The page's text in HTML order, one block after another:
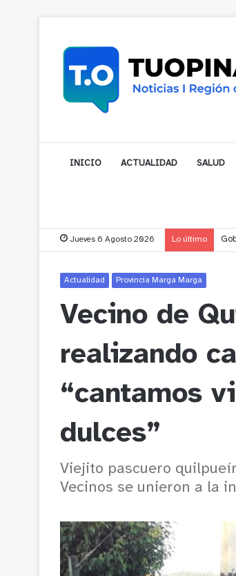
INICIO ACTUALIDAD SALUD
Jueves 6 Agosto 2026 Lo último
Actualidad Provincia Marga Marga
Vecino de
realizando
“cantamos
dulces”
Viejito pascuero
Vecinos se unieron a la